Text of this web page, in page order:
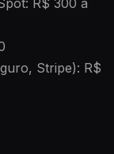
R$ 300 a
Stripe): R$